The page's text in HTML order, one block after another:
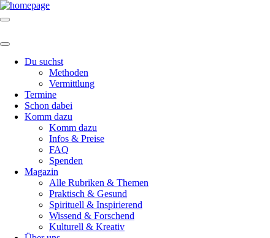
Du suchst
Methoden
Vermittlung
Termine
Schon dabei
Komm dazu
Komm dazu
Infos & Preise
FAQ
Spenden
Magazin
Alle Rubriken & Themen
Praktisch & Gesund
Spirituell & Inspirierend
Wissend & Forschend
Kulturell & Kreativ